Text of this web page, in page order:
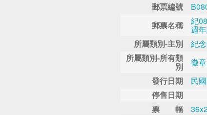
郵票編號
郵票名稱
紀
週
所屬類別-主別
紀
所屬類別-所有類
別
徽
發行日期
民
停售日期
票 幅